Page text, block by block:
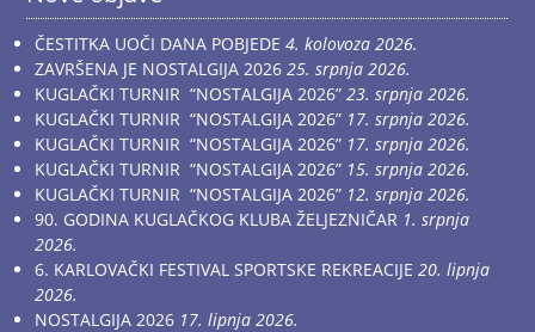
ČESTITKA UOČI DANA POBJEDE 4. kolovoza 2026.
ZAVRŠENA JE NOSTALGIJA 2026 25. srpnja 2026.
KUGLAČKI TURNIR “NOSTALGIJA 2026” 23. srpnja 2026.
KUGLAČKI TURNIR “NOSTALGIJA 2026” 17. srpnja 2026.
KUGLAČKI TURNIR “NOSTALGIJA 2026” 17. srpnja 2026.
KUGLAČKI TURNIR “NOSTALGIJA 2026” 15. srpnja 2026.
KUGLAČKI TURNIR “NOSTALGIJA 2026” 12. srpnja 2026.
90. GODINA KUGLAČKOG KLUBA ŽELJEZNIČAR 1. srpnja
2026.
6. KARLOVAČKI FESTIVAL SPORTSKE REKREACIJE 20. lipnja
2026.
NOSTALGIJA 2026 17. lipnja 2026.